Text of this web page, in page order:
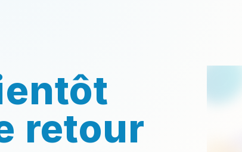
retour